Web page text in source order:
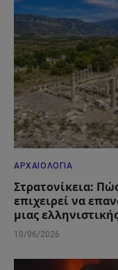
ΑΡΧΑΙΟΛΟΓΊΑ
Στρατονίκεια:
επιχειρεί να
μιας
10/06/2026